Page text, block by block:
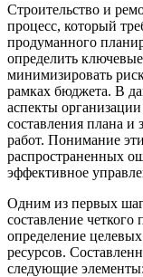
Строительство и
процесс, который
продуманного
определить
минимизировать
рамках бюджета. В
аспекты
составления плана и
работ. Понимание
распространенных
эффективное
Одним из первых
составление четкого
определение
ресурсов.
следующие элементы: